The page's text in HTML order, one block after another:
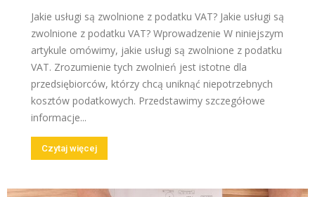
Jakie usługi są zwolnione z podatku VAT? Jakie usługi są
zwolnione z podatku VAT? Wprowadzenie W niniejszym
artykule omówimy, jakie usługi są zwolnione z podatku
VAT. Zrozumienie tych zwolnień jest istotne dla
przedsiębiorców, którzy chcą uniknąć niepotrzebnych
kosztów podatkowych. Przedstawimy szczegółowe
informacje...
Czytaj więcej